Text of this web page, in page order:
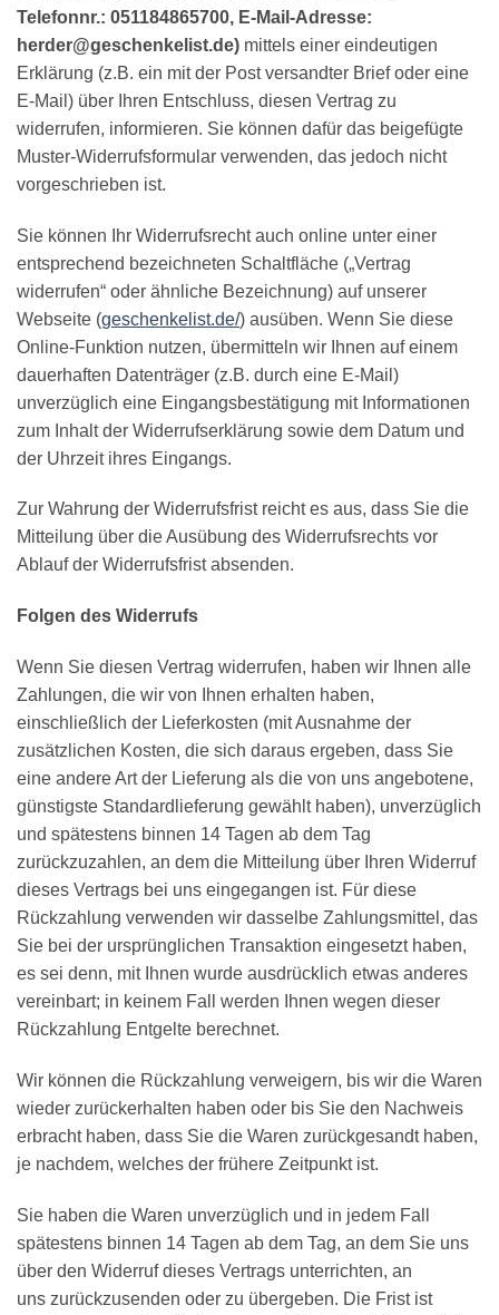
Telefonnr.: 051184865700, E-Mail-Adresse:
herder@geschenkelist.de) mittels einer eindeutigen
Erklärung (z.B. ein mit der Post versandter Brief oder eine
E-Mail) über Ihren Entschluss, diesen Vertrag zu
widerrufen, informieren. Sie können dafür das beigefügte
Muster-Widerrufsformular verwenden, das jedoch nicht
vorgeschrieben ist.
Sie können Ihr Widerrufsrecht auch online unter einer
entsprechend bezeichneten Schaltfläche („Vertrag
widerrufen“ oder ähnliche Bezeichnung) auf unserer
Webseite (geschenkelist.de/) ausüben. Wenn Sie diese
Online-Funktion nutzen, übermitteln wir Ihnen auf einem
dauerhaften Datenträger (z.B. durch eine E-Mail)
unverzüglich eine Eingangsbestätigung mit Informationen
zum Inhalt der Widerrufserklärung sowie dem Datum und
der Uhrzeit ihres Eingangs.
Zur Wahrung der Widerrufsfrist reicht es aus, dass Sie die
Mitteilung über die Ausübung des Widerrufsrechts vor
Ablauf der Widerrufsfrist absenden.
Folgen des Widerrufs
Wenn Sie diesen Vertrag widerrufen, haben wir Ihnen alle
Zahlungen, die wir von Ihnen erhalten haben,
einschließlich der Lieferkosten (mit Ausnahme der
zusätzlichen Kosten, die sich daraus ergeben, dass Sie
eine andere Art der Lieferung als die von uns angebotene,
günstigste Standardlieferung gewählt haben), unverzüglich
und spätestens binnen 14 Tagen ab dem Tag
zurückzuzahlen, an dem die Mitteilung über Ihren Widerruf
dieses Vertrags bei uns eingegangen ist. Für diese
Rückzahlung verwenden wir dasselbe Zahlungsmittel, das
Sie bei der ursprünglichen Transaktion eingesetzt haben,
es sei denn, mit Ihnen wurde ausdrücklich etwas anderes
vereinbart; in keinem Fall werden Ihnen wegen dieser
Rückzahlung Entgelte berechnet.
Wir können die Rückzahlung verweigern, bis wir die Waren
wieder zurückerhalten haben oder bis Sie den Nachweis
erbracht haben, dass Sie die Waren zurückgesandt haben,
je nachdem, welches der frühere Zeitpunkt ist.
Sie haben die Waren unverzüglich und in jedem Fall
spätestens binnen 14 Tagen ab dem Tag, an dem Sie uns
über den Widerruf dieses Vertrags unterrichten, an
uns zurückzusenden oder zu übergeben. Die Frist ist